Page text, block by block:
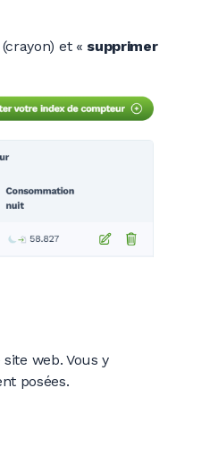
(crayon) et « supprimer
web. Vous y
posées.